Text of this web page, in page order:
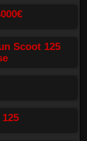
Scoot 125